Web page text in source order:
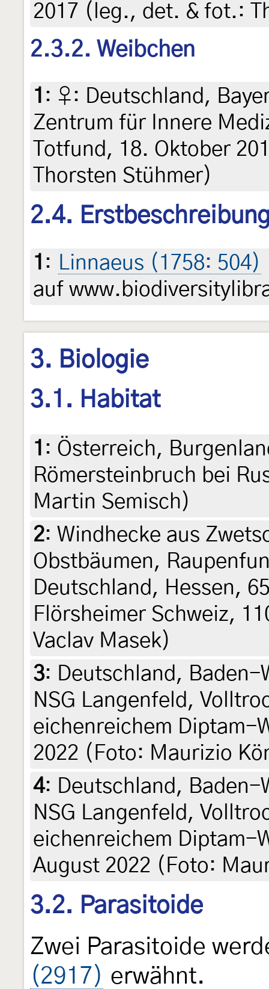
2017 (leg., det. & fot.:
2.3.2. Weibchen
1 : ♀: Deutschland,
Zentrum für Innere
Totfund, 18. Oktober
Thorsten Stühmer)
2.4.
1 : Linnaeus (1758: 504)
auf
3. Biologie
3.1. Habitat
1 : Österreich,
Römersteinbruch bei
Martin Semisch)
2: Windhecke aus
Obstbäumen,
Deutschland, Hessen,
Flörsheimer Schweiz,
Vaclav Masek)
3: Deutschland,
NSG Langenfeld,
eichenreichem Diptam-
2022 (Foto: Maurizio
4: Deutschland,
NSG Langenfeld,
eichenreichem Diptam-
August 2022 (Foto:
3.2. Parasitoide
Zwei Parasitoide
(2917) erwähnt.